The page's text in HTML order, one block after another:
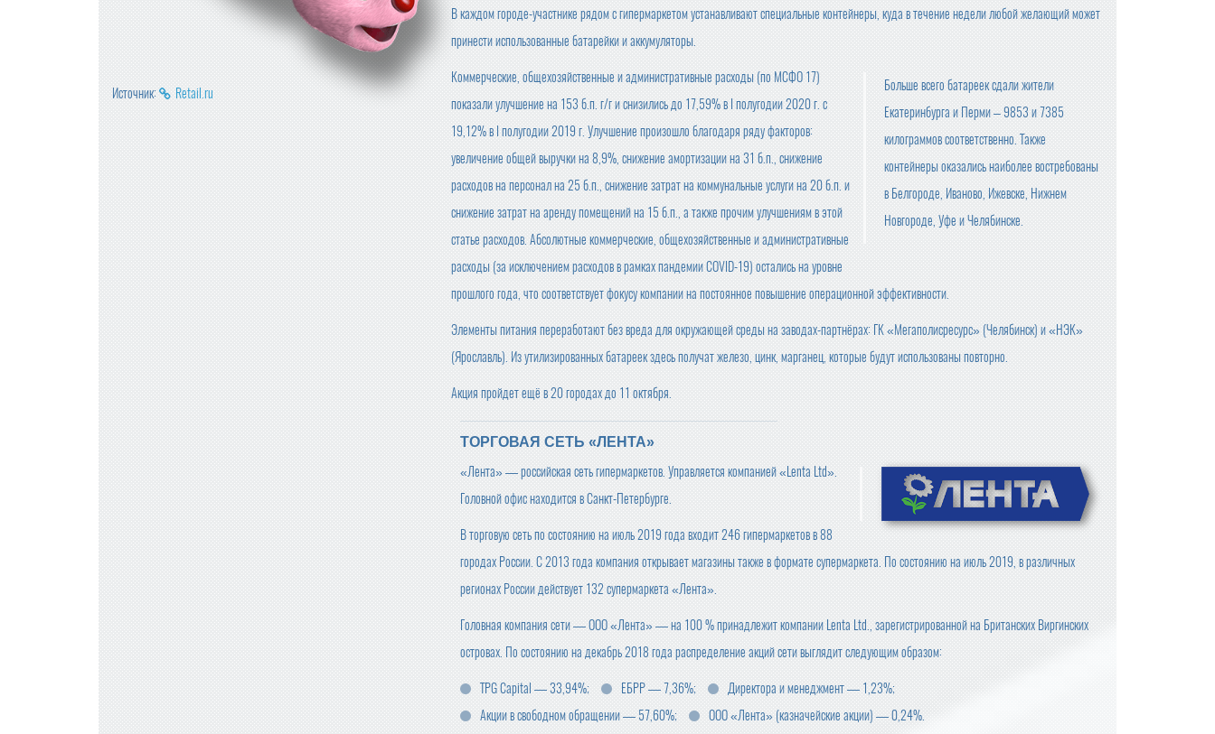
Источник: Retail.ru
В каждом городе-участнике рядом с гипермаркетом устанавливают специальные контейнеры, куда в течение недели любой желающий может
принести использованные батарейки и аккумуляторы.
Больше всего батареек сдали жители
Екатеринбурга и Перми – 9853 и 7385
килограммов соответственно. Также
контейнеры оказались наиболее востребованы
в Белгороде, Иваново, Ижевске, Нижнем
Новгороде, Уфе и Челябинске.
Коммерческие, общехозяйственные и административные расходы (по МСФО 17)
показали улучшение на 153 б.п. г/г и снизились до 17,59% в I полугодии 2020 г. с
19,12% в I полугодии 2019 г. Улучшение произошло благодаря ряду факторов:
увеличение общей выручки на 8,9%, снижение амортизации на 31 б.п., снижение
расходов на персонал на 25 б.п., снижение затрат на коммунальные услуги на 20 б.п. и
снижение затрат на аренду помещений на 15 б.п., а также прочим улучшениям в этой
статье расходов. Абсолютные коммерческие, общехозяйственные и административные
расходы (за исключением расходов в рамках пандемии COVID-19) остались на уровне
прошлого года, что соответствует фокусу компании на постоянное повышение операционной эффективности.
Элементы питания переработают без вреда для окружающей среды на заводах-партнёрах: ГК «Мегаполисресурс» (Челябинск) и «НЭК»
(Ярославль). Из утилизированных батареек здесь получат железо, цинк, марганец, которые будут использованы повторно.
Акция пройдет ещё в 20 городах до 11 октября.
ТОРГОВАЯ СЕТЬ «ЛЕНТА»
«Лента» — российская сеть гипермаркетов. Управляется компанией «Lenta Ltd».
Головной офис находится в Санкт-Петербурге.
В торговую сеть по состоянию на июль 2019 года входит 246 гипермаркетов в 88
городах России. С 2013 года компания открывает магазины также в формате супермаркета. По состоянию на июль 2019, в различных
регионах России действует 132 супермаркета «Лента».
Головная компания сети — ООО «Лента» — на 100 % принадлежит компании Lenta Ltd., зарегистрированной на Британских Виргинских
островах. По состоянию на декабрь 2018 года распределение акций сети выглядит следующим образом:
TPG Capital — 33,94%; ЕБРР — 7,36%;
Директора и менеджмент — 1,23%;
Акции в свободном обращении — 57,60%;
ООО «Лента» (казначейские акции) — 0,24%.